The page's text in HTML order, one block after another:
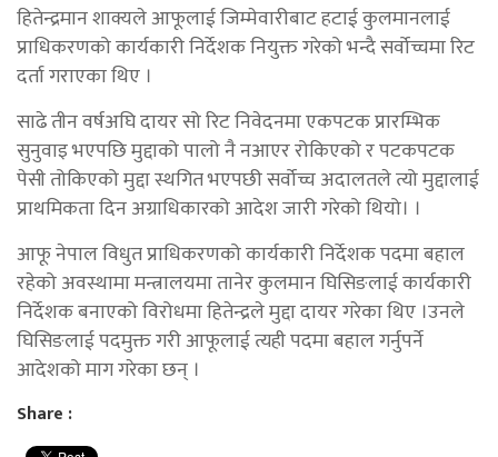
हितेन्द्रमान शाक्यले आफूलाई जिम्मेवारीबाट हटाई कुलमानलाई
प्राधिकरणको कार्यकारी निर्देशक नियुक्त गरेको भन्दै सर्वोच्चमा रिट
दर्ता गराएका थिए ।
साढे तीन वर्षअघि दायर सो रिट निवेदनमा एकपटक प्रारम्भिक
सुनुवाइ भएपछि मुद्दाको पालो नै नआएर रोकिएको र पटकपटक
पेसी तोकिएको मुद्दा स्थगित भएपछी सर्वोच्च अदालतले त्यो मुद्दालाई
प्राथमिकता दिन अग्राधिकारको आदेश जारी गरेको थियो। ।
आफू नेपाल विधुत प्राधिकरणको कार्यकारी निर्देशक पदमा बहाल
रहेको अवस्थामा मन्त्रालयमा तानेर कुलमान घिसिङलाई कार्यकारी
निर्देशक बनाएको विरोधमा हितेन्द्रले मुद्दा दायर गरेका थिए ।उनले
घिसिङलाई पदमुक्त गरी आफूलाई त्यही पदमा बहाल गर्नुपर्ने
आदेशको माग गरेका छन् ।
Share :